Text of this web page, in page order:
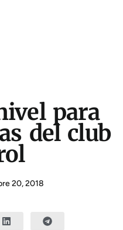
para
del club
20, 2018